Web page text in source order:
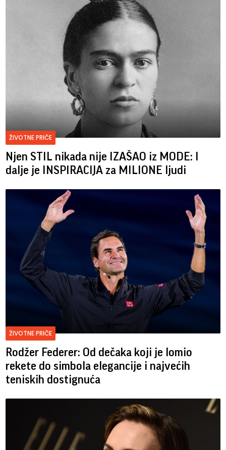
ŽIVOTNE PRIČE
Njen STIL nikada nije IZAŠAO iz MODE: I
dalje je INSPIRACIJA za MILIONE ljudi
ŽIVOTNE PRIČE
Rodžer Federer: Od dečaka koji je lomio
rekete do simbola elegancije i najvećih
teniskih dostignuća